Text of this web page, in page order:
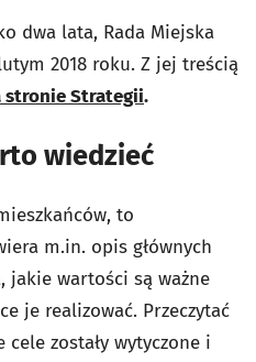
dwa lata, Rada Miejska
2018 roku. Z jej treścią
stronie Strategii.
wiedzieć
to
m.in. opis głównych
jakie wartości są ważne
je realizować. Przeczytać
zostały wytyczone i